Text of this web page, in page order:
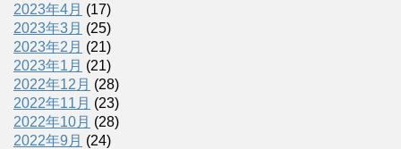
2023年4月 (17)
2023年3月 (25)
2023年2月 (21)
2023年1月 (21)
2022年12月 (28)
2022年11月 (23)
2022年10月 (28)
2022年9月 (24)